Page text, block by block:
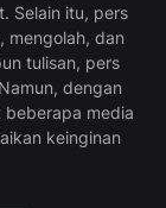
Selain itu, pers
mengolah, dan
tulisan, pers
dengan
media
keinginan